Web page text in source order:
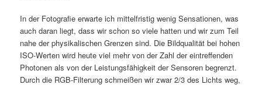
In der Fotografie erwarte ich mittelfristig wenig Sensationen, was
auch daran liegt, dass wir schon so viele hatten und wir zum Teil
nahe der physikalischen Grenzen sind. Die Bildqualität bei hohen
ISO-Werten wird heute viel mehr von der Zahl der eintreffenden
Photonen als von der Leistungsfähigkeit der Sensoren begrenzt.
Durch die RGB-Filterung schmeißen wir zwar 2/3 des Lichts weg,